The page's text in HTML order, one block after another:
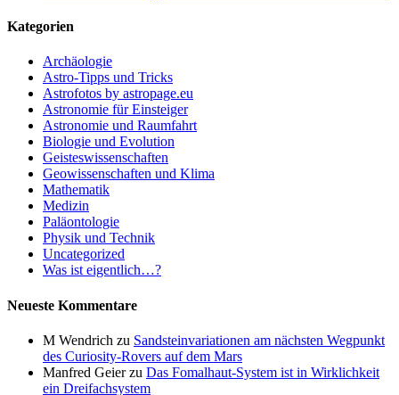
Kategorien
Archäologie
Astro-Tipps und Tricks
Astrofotos by astropage.eu
Astronomie für Einsteiger
Astronomie und Raumfahrt
Biologie und Evolution
Geisteswissenschaften
Geowissenschaften und Klima
Mathematik
Medizin
Paläontologie
Physik und Technik
Uncategorized
Was ist eigentlich…?
Neueste Kommentare
M Wendrich zu Sandsteinvariationen am nächsten Wegpunkt
des Curiosity-Rovers auf dem Mars
Manfred Geierzu Das Fomalhaut-System ist in Wirklichkeit
ein Dreifachsystem